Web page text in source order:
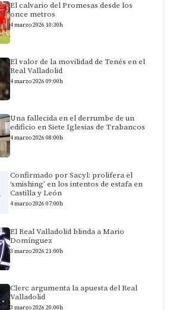
El calvario del Promesas desde los
once metros
4 marzo 2026 10:30h
El valor de la movilidad de Tenés en el
Real Valladolid
4 marzo 2026 09:00h
Una fallecida en el derrumbe de un
edificio en Siete Iglesias de Trabancos
4 marzo 2026 08:00h
Confirmado por Sacyl: prolifera el
‘smishing’ en los intentos de estafa en
Castilla y León
4 marzo 2026 07:00h
El Real Valladolid blinda a Mario
Domínguez
3 marzo 2026 21:00h
Clerc argumenta la apuesta del Real
Valladolid
3 marzo 2026 20:00h